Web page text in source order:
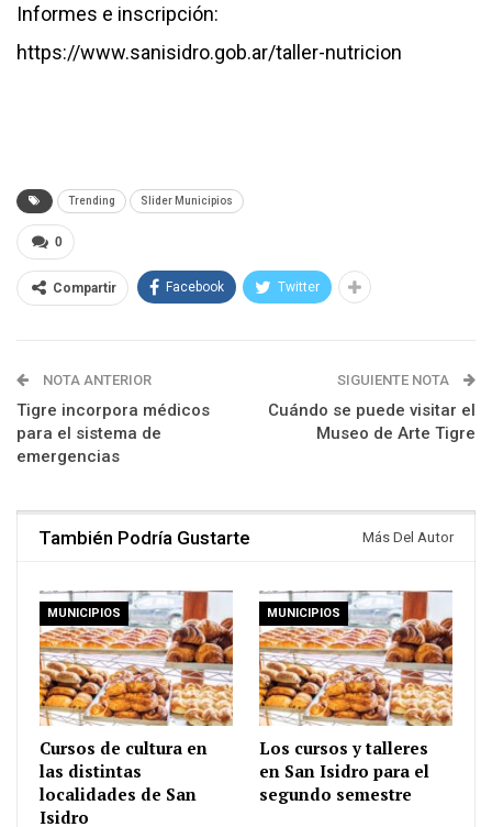
Informes e inscripción:
https://www.sanisidro.gob.ar/taller-nutricion
Trending Slider Municipios
0
Compartir Facebook Twitter
NOTA ANTERIOR
Tigre incorpora médicos
para el sistema de
emergencias
SIGUIENTE NOTA
Cuándo se puede visitar el
Museo de Arte Tigre
También Podría Gustarte Más Del Autor
MUNICIPIOS
Cursos de cultura en
las distintas
localidades de San
Isidro
MUNICIPIOS
Los cursos y talleres
en San Isidro para el
segundo semestre